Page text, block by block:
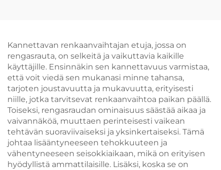
Kannettavan renkaanvaihtajan etuja, jossa on
rengasrauta, on selkeitä ja vaikuttavia kaikille
käyttäjille. Ensinnäkin sen kannettavuus varmistaa,
että voit viedä sen mukanasi minne tahansa,
tarjoten joustavuutta ja mukavuutta, erityisesti
niille, jotka tarvitsevat renkaanvaihtoa paikan päällä.
Toiseksi, rengasraudan ominaisuus säästää aikaa ja
vaivannäköä, muuttaen perinteisesti vaikean
tehtävän suoraviivaiseksi ja yksinkertaiseksi. Tämä
johtaa lisääntyneeseen tehokkuuteen ja
vähentyneeseen seisokkiaikaan, mikä on erityisen
hyödyllistä ammattilaisille. Lisäksi, koska se on